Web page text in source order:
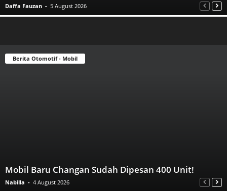
Daffa Fauzan - 5 August 2026
Berita Otomotif - Mobil
Mobil Baru Changan Sudah Dipesan 400 Unit!
Nabilla - 4 August 2026